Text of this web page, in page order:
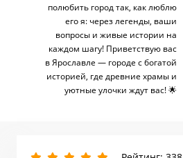
полюбить город так, как люблю
его я: через легенды, ваши
вопросы и живые истории на
каждом шагу! Приветствую вас
в Ярославле — городе с богатой
историей, где древние храмы и
уютные улочки ждут вас! 🌟